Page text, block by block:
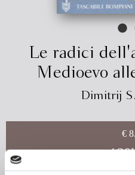
Le radici
Medioevo
Dimitrij
€